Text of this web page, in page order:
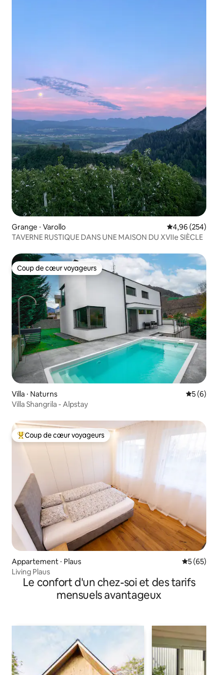
Grange ⋅ Varollo Évaluation
4,96 (254)
TAVERNE RUSTIQUE DANS UNE MAISON DU XVIIe SIÈCLE
Coup de cœur voyageurs
Coup de cœur voyageurs
Villa ⋅ Naturns
5 (6)
Villa Shangrila - Alpstay
Coups de cœur voyageurs les plus appréciés
Coup de cœur voyageurs
Appartement ⋅ Plaus
5 (65)
Living Plaus
Le confort d'un chez-soi et des tarifs
mensuels avantageux